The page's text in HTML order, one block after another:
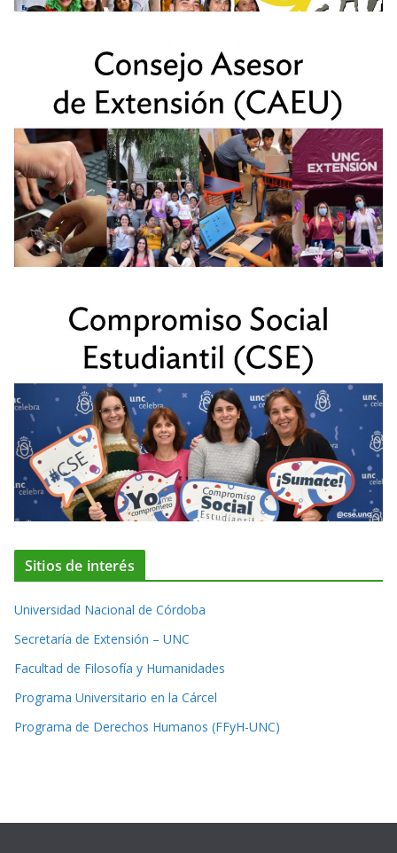
Sitios de interés
Universidad Nacional de Córdoba
Secretaría de Extensión – UNC
Facultad de Filosofía y Humanidades
Programa Universitario en la Cárcel
Programa de Derechos Humanos (FFyH-UNC)